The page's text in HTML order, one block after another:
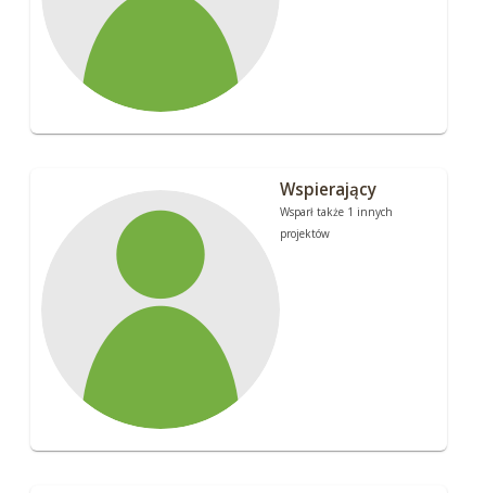
Wspierający
Wsparł także 1 innych
projektów